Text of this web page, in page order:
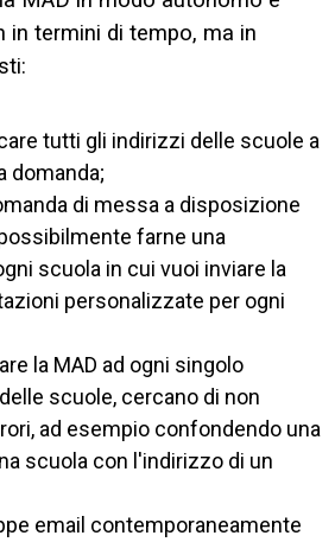
in termini di tempo, ma in
tutti gli indirizzi delle scuole a
domanda;
di messa a disposizione
farne una
scuola in cui vuoi inviare la
personalizzate per ogni
la MAD ad ogni singolo
scuole, cercano di non
ad esempio confondendo una
scuola con l'indirizzo di un
email contemporaneamente